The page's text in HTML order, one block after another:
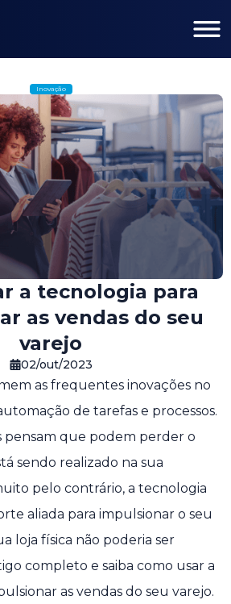
Inovação
a tecnologia para
as vendas do seu
varejo
02/out/2023
as frequentes inovações no
de tarefas e processos.
pensam que podem perder o
sendo realizado na sua
pelo contrário, a tecnologia
aliada para impulsionar o seu
loja física não poderia ser
completo e saiba como usar a
as vendas do seu varejo.